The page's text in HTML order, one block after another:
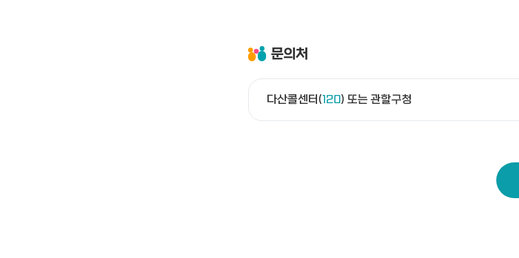
문의처
다산콜센터(120) 또는 관할구청